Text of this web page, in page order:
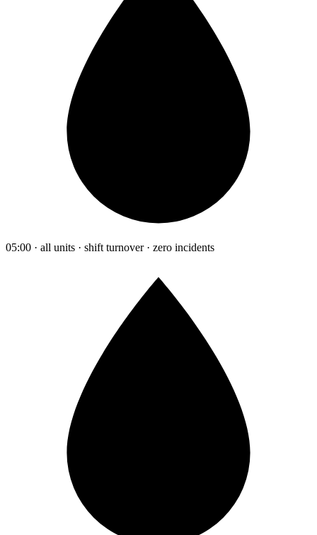
05:00 · all units · shift turnover · zero incidents